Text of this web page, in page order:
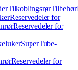
TilkoblingsrørTilbehør
Reservedeler for
Reservedeler for
SuperTube-
Reservedeler for